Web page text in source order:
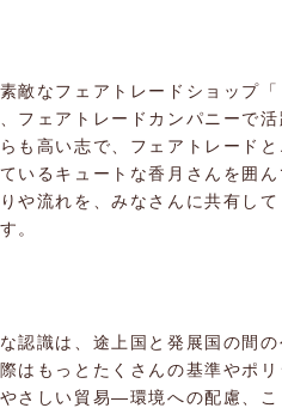
敵なフェアトレードショップ
フェアトレードカンパニーで
も高い志で、フェアトレード
いるキュートな香月さんを囲
や流れを、みなさんに共有し
。
認識は、途上国と発展国の間
はもっとたくさんの基準やポ
さしい貿易―環境への配慮、